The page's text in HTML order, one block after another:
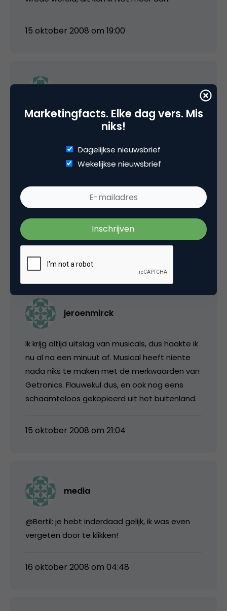
15 oktober 2008 om 19:00
Weer heel sterk staaltje onvermogen van de
De verburgertrutting van het grafisch design.
Is de fusie tussen KPN en Joop van den
Endemol toch nog realiteit geworden.
jeroenmirck
Ik krijg altijd uitslag van musicals, dus haakte ik
nu al na een minuut af. Musical heeft niente
nada niks te maken met de merkwaarden van
Getronics. Flauwekul dus, en ook nog eens
schaamteloos gekopieerd uit het buitenland.
15 oktober 2008 om 21:04
media
@Bertil: je hebt inderdaad gelijk, ik was even
vergeten door te klikken!
16 oktober 2008 om 04:48
Marketingfacts. Elke dag vers. Mis
niks!
Dagelijkse nieuwsbrief
Wekelijkse nieuwsbrief